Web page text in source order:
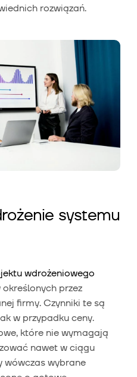
rozwiązań.
systemu
wdrożeniowego
przez
firmy. Czynniki te są
w przypadku ceny.
które nie wymagają
nawet w ciągu
wówczas wybrane